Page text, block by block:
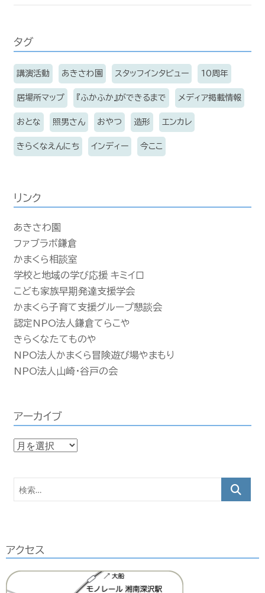
タグ
講演活動 あきさわ園 スタッフインタビュー 10周年
居場所マップ 『ふかふか』ができるまで メディア掲載情報
おとな 照男さん おやつ 造形 エンカレ
きらくなえんにち インディー 今ここ
リンク
あきさわ園
ファブラボ鎌倉
かまくら相談室
学校と地域の学び応援 キミイロ
こども家族早期発達支援学会
かまくら子育て支援グループ懇談会
認定NPO法人鎌倉てらこや
きらくなたてものや
NPO法人かまくら冒険遊び場やまもり
NPO法人山崎・谷戸の会
アーカイブ
ア
カ
イ
索…
アクセス